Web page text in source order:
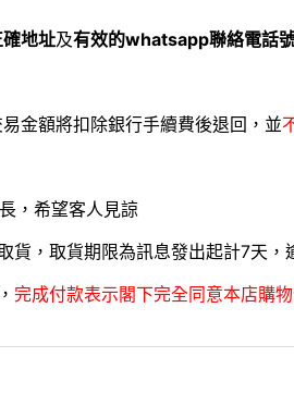
地址及有效的whatsapp聯絡電話
易金額將扣除銀行手續費後退回，並
，希望客人見諒
貨，取貨期限為訊息發出起計7天，
， 完成付款表示閣下完全同意本店購